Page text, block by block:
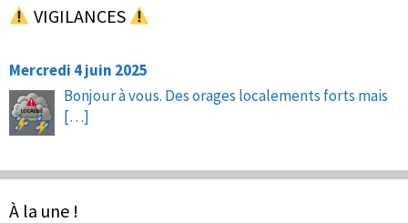
VIGILANCES
Mercredi 4 juin 2025
Bonjour à vous. Des orages localements forts mais
[…]
À la une !